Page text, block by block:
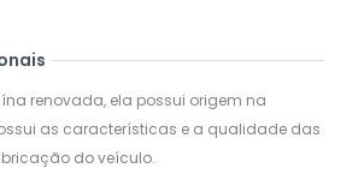
renovada, ela possui origem na
as características e a qualidade das
do veículo.